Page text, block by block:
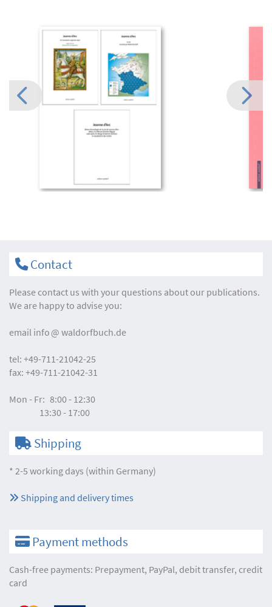
Contact
Please contact us with your questions about our publications.
We are happy to advise you:
email info waldorfbuch.de
tel: +49-711-21042-25
fax: +49-711-21042-31
Mon - Fr: 8:00 - 12:30
13:30 - 17:00
Shipping
* 2-5 working days (within Germany)
Shipping and delivery times
Payment methods
Cash-free payments: Prepayment, PayPal, debit transfer, credit
card